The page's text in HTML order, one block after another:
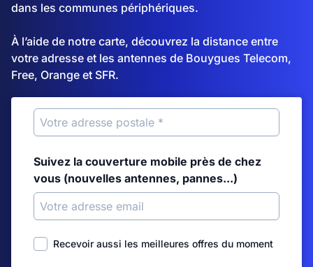
dans les communes périphériques.
À l’aide de notre carte, découvrez la distance entre
votre adresse et les antennes de Bouygues Telecom,
Free, Orange et SFR.
Suivez la couverture mobile près de chez
vous (nouvelles antennes, pannes...)
Recevoir aussi les meilleures offres du moment